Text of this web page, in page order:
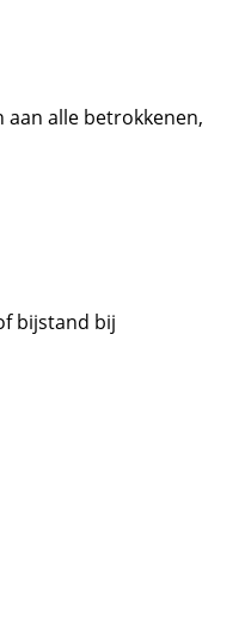
alle betrokkenen,
bijstand bij